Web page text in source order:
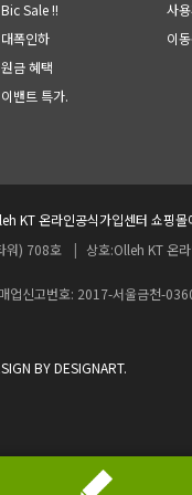
Sale !!
폭인하
금 혜택
밴트 특가.
사
이
KT 온라인공식가입센터 쇼핑
워) 708호
| 상호:Olleh KT 온
업신고번호: 2017-서울금천-
BY DESIGNART.